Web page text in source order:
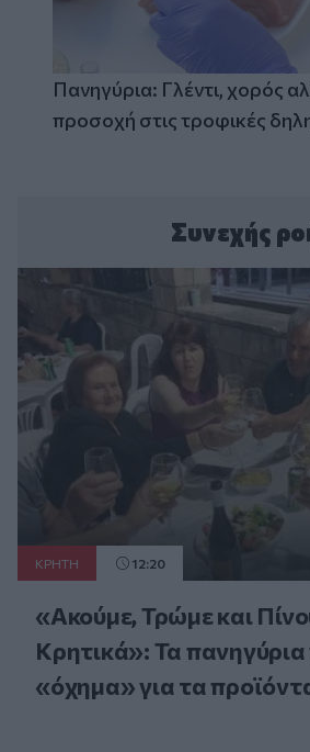
Πανηγύρια: Γλέντι, χορός
προσοχή στις τροφικές
Συνεχής
ΚΡΗΤΗ 12:20
«Ακούμε, Τρώμε και
Κρητικά»: Τα πανηγύρια
«όχημα» για τα